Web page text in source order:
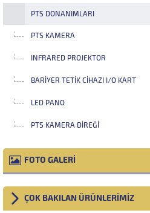
PTS DONANIMLARI
PTS KAMERA
INFRARED PROJEKTOR
BARIYER TETIK CIHAZI I/O KART
LED PANO
PTS KAMERA DIREĞI
FOTO GALERİ
ÇOK BAKILAN ÜRÜNLERİMİZ